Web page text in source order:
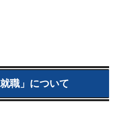
職」について